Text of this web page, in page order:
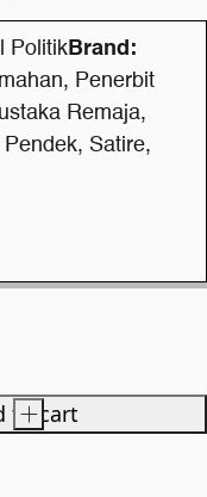
+
to cart
Politik Brand:
, Penerbit
Remaja,
Pendek, Satire,